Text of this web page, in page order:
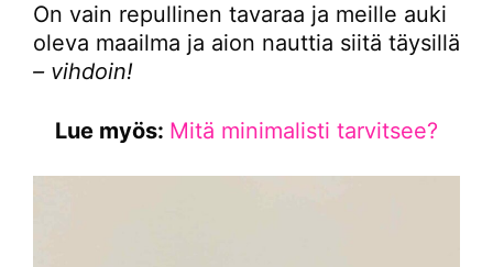
On vain repullinen tavaraa ja meille auki
oleva maailma ja aion nauttia siitä täysillä
– vihdoin!
Lue myös: Mitä minimalisti tarvitsee?